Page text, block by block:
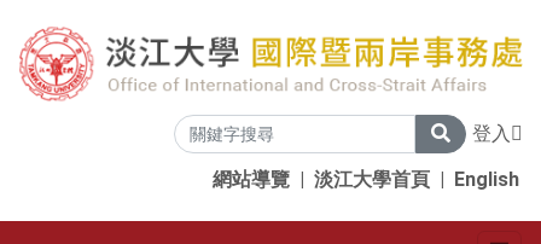
登入
網站導覽 | 淡江大學首頁 | English